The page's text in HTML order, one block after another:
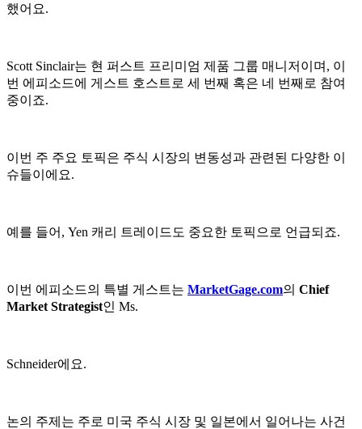
했어요.
Scott Sinclair는 현 퍼스트 프리미엄 제품 그룹 매니저이며, 이
번 에피소드에 게스트 호스트로 세 번째 혹은 네 번째로 참여
중이죠.
이번 주 주요 토픽은 주식 시장의 변동성과 관련된 다양한 이
슈들이에요.
예를 들어, Yen 캐리 트레이드도 중요한 토픽으로 언급되죠.
이번 에피소드의 특별 게스트는 MarketGage.com의 Chief
Market Strategist인 Ms.
Schneider에요.
논의 주제는 주로 미국 주식 시장 및 일본에서 일어나는 사건